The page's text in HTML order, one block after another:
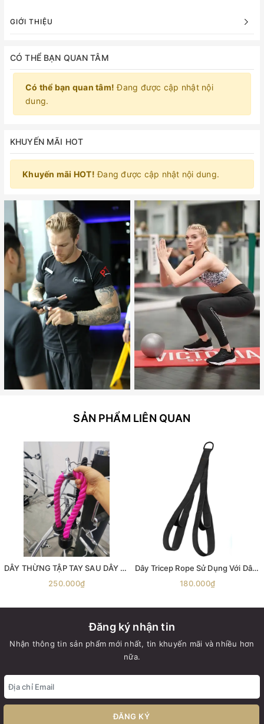
GIỚI THIỆU
CÓ THỂ BẠN QUAN TÂM
Có thể bạn quan tâm! Đang được cập nhật nội
dung.
KHUYẾN MÃI HOT
Khuyến mãi HOT! Đang được cập nhật nội dung.
SẢN PHẨM LIÊN QUAN
DÂY THỪNG TẬP TAY SAU DÂY KÉO CÁP ( phụ kiện số 4 ) -dây thừng kéo xô -dây thừng tập xô -dây thừng tập tay- sau phụ kiện kéo xô dây đôi tập tay sau dây đôi tập xô tay
250.000₫
Dây Tricep Rope Sử Dụng Với Dây Cáp Khi Tập GYM , thể hình
180.000₫
Đăng ký nhận tin
Nhận thông tin sản phẩm mới nhất, tin khuyến mãi và nhiều hơn
nữa.
ĐĂNG KÝ